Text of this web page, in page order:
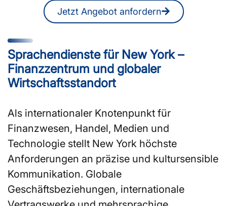
Jetzt Angebot anfordern
Sprachendienste für New York –
Finanzzentrum und globaler
Wirtschaftsstandort
Als internationaler Knotenpunkt für
Finanzwesen, Handel, Medien und
Technologie stellt New York höchste
Anforderungen an präzise und kultursensible
Kommunikation. Globale
Geschäftsbeziehungen, internationale